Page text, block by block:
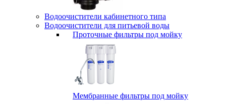
Водоочистители кабинетного типа
Водоочистители для питьевой воды
Проточные фильтры под мойку
Мембранные фильтры под мойку